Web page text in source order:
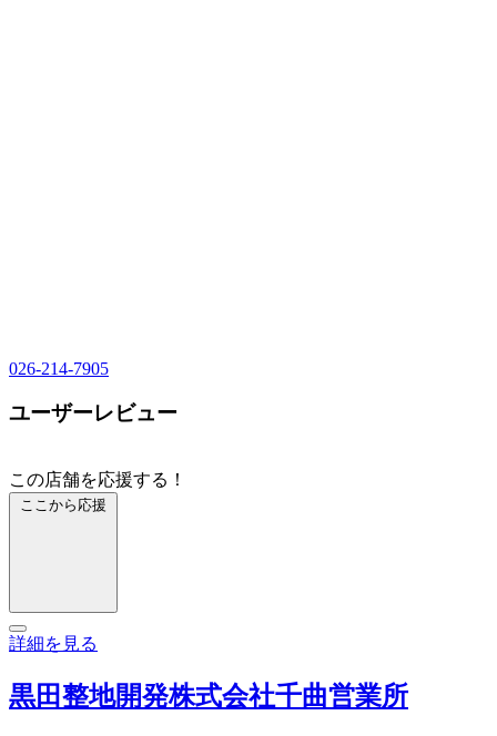
026-214-7905
ユーザーレビュー
この店舗を応援する！
ここから応援
詳細を見る
黒田整地開発株式会社千曲営業所